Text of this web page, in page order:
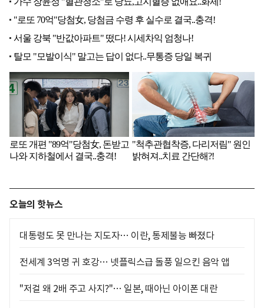
오늘의 핫뉴스
대통령도 못 만나는 지도자… 이란, 통제불능 빠졌다
전세계 3억명 귀 호강… 넷플릭스급 돌풍 일으킨 음악 앱
"저걸 왜 2배 주고 사지?"… 일본, 때아닌 아이폰 대란